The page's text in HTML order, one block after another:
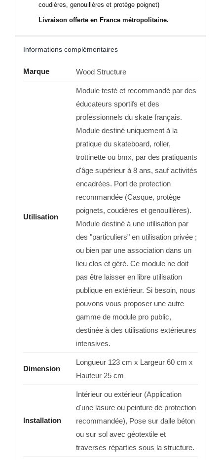
coudières, genouillères et protège poignet)
Livraison offerte en France métropolitaine.
Informations complémentaires
Marque Wood Structure
Utilisation
Module testé et recommandé par des
éducateurs sportifs et des
professionnels du skate français.
Module destiné uniquement à la
pratique du skateboard, roller,
trottinette ou bmx, par des pratiquants
d'âge supérieur à 8 ans, sauf activités
encadrées. Port de protection
recommandée (Casque, protège
poignets, coudières et genouillères).
Module destiné à une utilisation par
des "particuliers" en utilisation privée ;
ou bien par une association dans un
lieu clos et géré. Ce module ne doit
pas être laisser en libre utilisation
publique en extérieur. Si besoin, nous
pouvons vous proposer une autre
gamme de module pro public,
destinée à des utilisations extérieures
intensives.
Dimension
Longueur 123 cm x Largeur 60 cm x
Hauteur 25 cm
Installation
Intérieur ou extérieur (Application
d'une lasure ou peinture de protection
recommandée), Pose sur dalle béton
ou sur sol avec géotextile et
traverses réparties sous la structure.